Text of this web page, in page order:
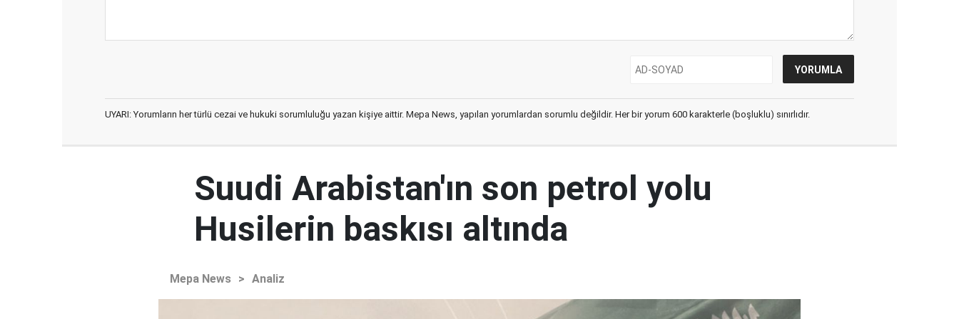
UYARI: Yorumların her türlü cezai ve hukuki sorumluluğu yazan kişiye aittir. Mepa News, yapılan yorumlardan sorumlu değildir. Her bir yorum 600 karakterle (boşluklu) sınırlıdır.
Suudi Arabistan'ın son petrol yolu
Husilerin baskısı altında
Mepa News > Analiz